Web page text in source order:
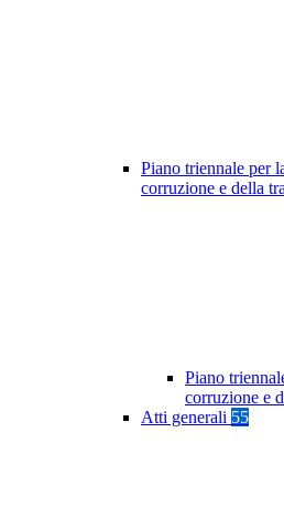
Piano triennale per
corruzione e della
Piano
corruzione e
Atti generali 55